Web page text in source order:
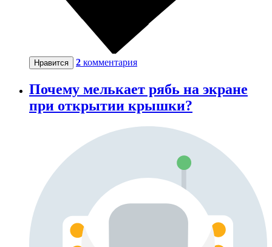
Нравится 2 комментария
Почему мелькает рябь на экране
при открытии крышки?